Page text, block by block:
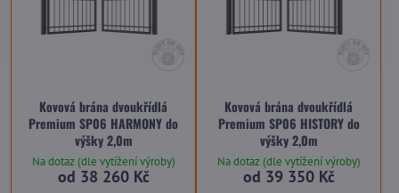
Kovová brána dvoukřídlá
Premium SP06 HARMONY do
výšky 2,0m
Na dotaz (dle vytížení výroby)
od 38 260 Kč
Kovová brána dvoukřídlá
Premium SP06 HISTORY do
výšky 2,0m
Na dotaz (dle vytížení výroby)
od 39 350 Kč